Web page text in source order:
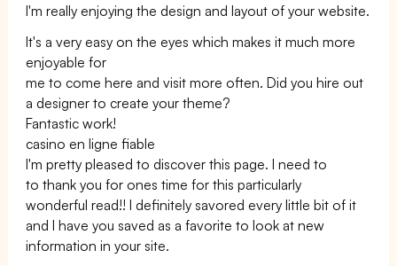
I'm really enjoying the design and layout of your website.
It's a very easy on the eyes which makes it much more
enjoyable for
me to come here and visit more often. Did you hire out
a designer to create your theme?
Fantastic work!
casino en ligne fiable
I'm pretty pleased to discover this page. I need to
to thank you for ones time for this particularly
wonderful read!! I definitely savored every little bit of it
and I have you saved as a favorite to look at new
information in your site.